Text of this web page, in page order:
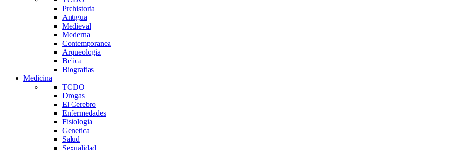
Prehistoria
Antigua
Medieval
Moderna
Contemporanea
Arqueologia
Belica
Biografias
Medicina
TODO
Drogas
El Cerebro
Enfermedades
Fisiologia
Genetica
Salud
Sexualidad